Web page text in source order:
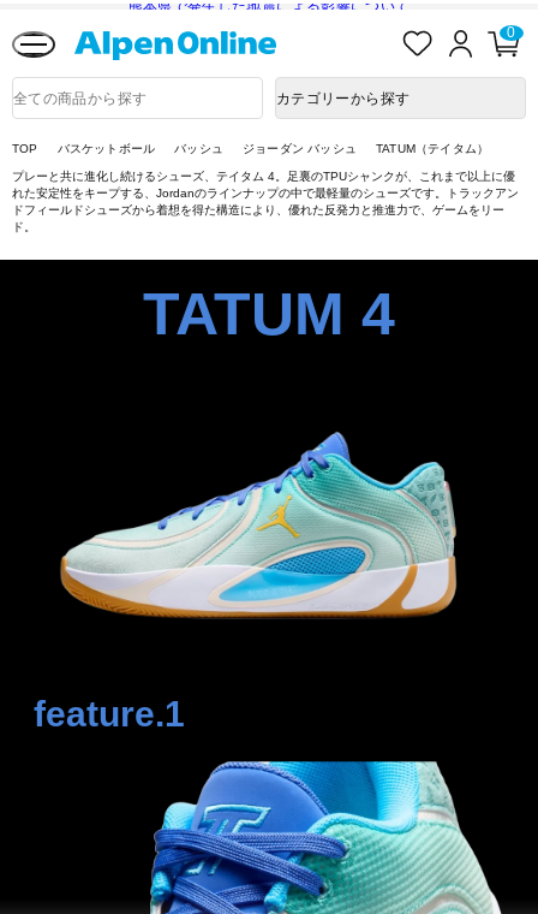
熊本県で発生した地震による影響について
入
ロ
ン
0
品
検
カテゴリーから探す
TOP バスケットボール バッシュ ジョーダン バッシュ TATUM（テイタム）
プレーと共に進化し続けるシューズ、テイタム 4。足裏のTPUシャンクが、これまで以上に優
れた安定性をキープする、Jordanのラインナップの中で最軽量のシューズです。トラックアン
ドフィールドシューズから着想を得た構造により、優れた反発力と推進力で、ゲームをリー
ド。
TATUM 4
feature.1